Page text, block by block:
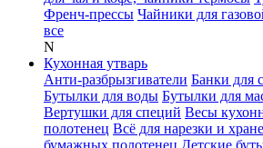
Френч-прессы Чайники для
все
N
Кухонная утварь
Анти-разбрызгиватели Банки для
Бутылки для воды Бутылки для
Вертушки для специй Весы
полотенец Всё для нарезки и
бумажных полотенец Детские